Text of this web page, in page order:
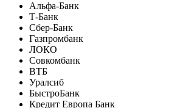
Альфа-Банк
Т-Банк
Сбер-Банк
Газпромбанк
ЛОКО
Совкомбанк
ВТБ
Уралсиб
БыстроБанк
Кредит Европа Банк